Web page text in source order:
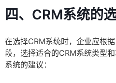
四、CRM系统的
在选择CRM系统时，企业应根
段，选择适合的CRM系统类型
系统的建议：